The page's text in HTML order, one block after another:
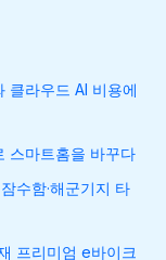
클라우드 AI 비용에
스마트홈을 바꾸다
수함·해군기지 타
프리미엄 e바이크